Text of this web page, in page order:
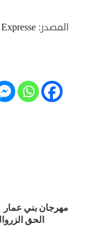
المصدر: Expresse
مهرجان بني عمار
الحق